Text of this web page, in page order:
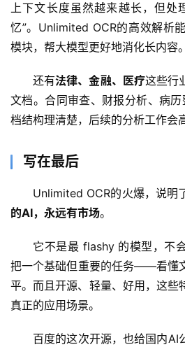
上下文长度虽然越来越长，但处
忆”。Unlimited OCR的高效解析
模块，帮大模型更好地消化长内容。
还有法律、金融、医疗这些行
文档。合同审查、财报分析、病
档结构理清楚，后续的分析工作会
写在最后
Unlimited OCR的火爆，说明
的AI，永远有市场。
它不是最 flashy 的模型，不
把一个基础但重要的任务——看
平。而且开源、轻量、好用，这些
真正的应用场景。
百度的这次开源，也给国内AI